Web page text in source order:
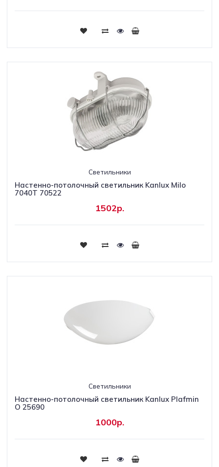
Светильники
Настенно-потолочный светильник Kanlux Milo
7040T 70522
1502р.
Светильники
Настенно-потолочный светильник Kanlux Plafmin
O 25690
1000р.